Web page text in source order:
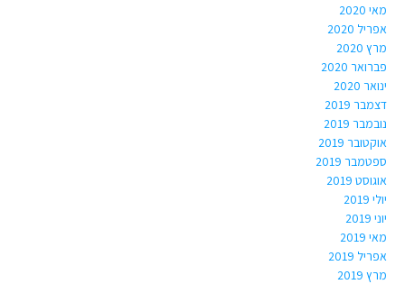
מאי 2020
אפריל 2020
מרץ 2020
פברואר 2020
ינואר 2020
דצמבר 2019
נובמבר 2019
אוקטובר 2019
ספטמבר 2019
אוגוסט 2019
יולי 2019
יוני 2019
מאי 2019
אפריל 2019
מרץ 2019